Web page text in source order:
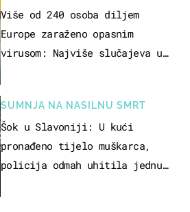
Više od 240 osoba diljem
Europe zaraženo opasnim
virusom: Najviše slučajeva u
SUMNJA NA NASILNU SMRT
Šok u Slavoniji: U kući
pronađeno tijelo muškarca,
policija odmah uhitila jednu